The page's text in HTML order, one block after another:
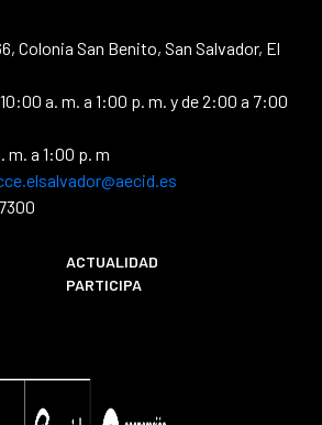
Colonia San Benito, San Salvador, El
a. m. a 1:00 p. m. y de 2:00 a 7:00
m. a 1:00 p. m
ACTUALIDAD
PARTICIPA